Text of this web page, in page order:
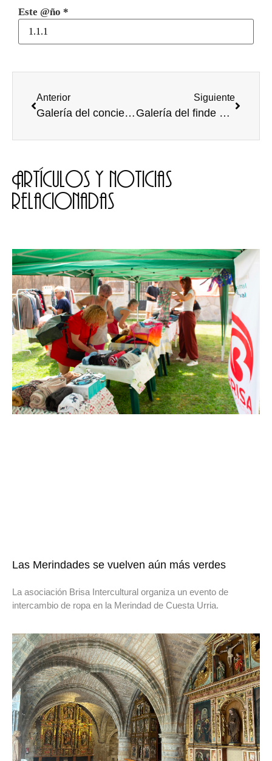
Este @ño *
Anterior
Galería del concierto de inauguración del curso
Siguiente
Galería del finde Cididano
Artículos y noticias
relacionadas
Las Merindades se vuelven aún más verdes
La asociación Brisa Intercultural organiza un evento de
intercambio de ropa en la Merindad de Cuesta Urria.